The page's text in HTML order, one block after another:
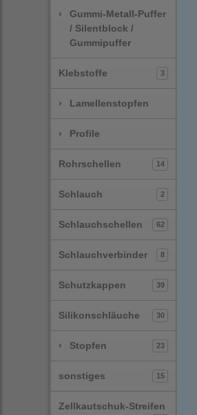
›
Gummi-Metall-Puffer
/ Silentblock /
Gummipuffer
Klebstoffe 3
› Lamellenstopfen
› Profile
Rohrschellen 14
Schlauch 2
Schlauchschellen 62
Schlauchverbinder 8
Schutzkappen 39
Silikonschläuche 30
› Stopfen 23
sonstiges 15
Zellkautschuk-Streifen